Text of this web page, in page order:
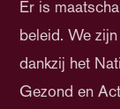
Er is
beleid. We
dankzij het
Gezond en